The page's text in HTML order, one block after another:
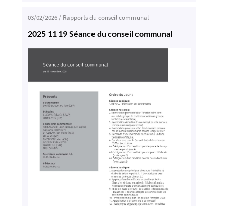
03/02/2026/ Rapports du conseil communal
2025 11 19 Séance du conseil communal